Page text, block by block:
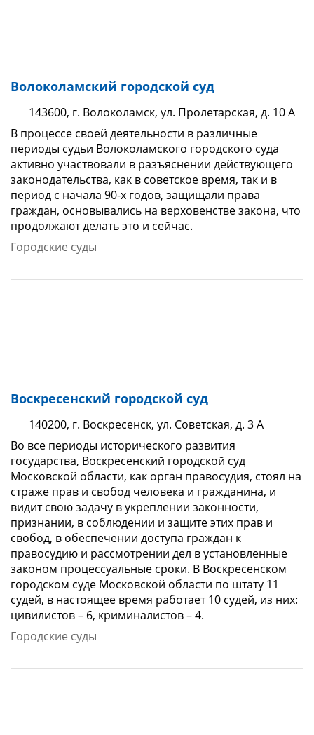
Волоколамский городской суд
143600, г. Волоколамск, ул. Пролетарская, д. 10 А
В процессе своей деятельности в различные
периоды судьи Волоколамского городского суда
активно участвовали в разъяснении действующего
законодательства, как в советское время, так и в
период с начала 90-х годов, защищали права
граждан, основывались на верховенстве закона, что
продолжают делать это и сейчас.
Городские суды
Воскресенский городской суд
140200, г. Воскресенск, ул. Советская, д. 3 А
Во все периоды исторического развития
государства, Воскресенский городской суд
Московской области, как орган правосудия, стоял на
страже прав и свобод человека и гражданина, и
видит свою задачу в укреплении законности,
признании, в соблюдении и защите этих прав и
свобод, в обеспечении доступа граждан к
правосудию и рассмотрении дел в установленные
законом процессуальные сроки. В Воскресенском
городском суде Московской области по штату 11
судей, в настоящее время работает 10 судей, из них:
цивилистов – 6, криминалистов – 4.
Городские суды